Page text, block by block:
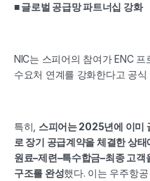
■ 글로벌 공급망 파트너십 강화
NIC는 스피어의 참여가 ENC
수요처 연계를 강화한다고 공식
특히, 스피어는 2025년에 이미
로 장기 공급계약을 체결한 상
원료–제련–특수합금–최종 고
구조를 완성했다. 이는 우주항